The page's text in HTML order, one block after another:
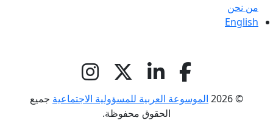
من نحن
English
© 2026 الموسوعة العربية للمسؤولية الاجتماعية جميع
الحقوق محفوظة.